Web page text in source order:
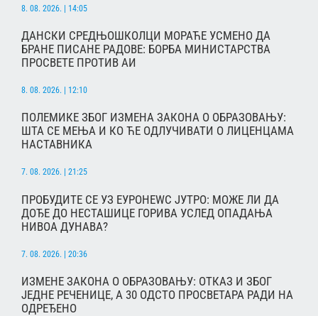
8. 08. 2026. | 14:05
ДАНСКИ СРЕДЊОШКОЛЦИ МОРАЋЕ УСМЕНО ДА
БРАНЕ ПИСАНЕ РАДОВЕ: БОРБА МИНИСТАРСТВА
ПРОСВЕТЕ ПРОТИВ АИ
8. 08. 2026. | 12:10
ПОЛЕМИКЕ ЗБОГ ИЗМЕНА ЗАКОНА О ОБРАЗОВАЊУ:
ШТА СЕ МЕЊА И КО ЋЕ ОДЛУЧИВАТИ О ЛИЦЕНЦАМА
НАСТАВНИКА
7. 08. 2026. | 21:25
ПРОБУДИТЕ СЕ УЗ ЕУРОНЕWС ЈУТРО: МОЖЕ ЛИ ДА
ДОЂЕ ДО НЕСТАШИЦЕ ГОРИВА УСЛЕД ОПАДАЊА
НИВОА ДУНАВА?
7. 08. 2026. | 20:36
ИЗМЕНЕ ЗАКОНА О ОБРАЗОВАЊУ: ОТКАЗ И ЗБОГ
ЈЕДНЕ РЕЧЕНИЦЕ, А 30 ОДСТО ПРОСВЕТАРА РАДИ НА
ОДРЕЂЕНО